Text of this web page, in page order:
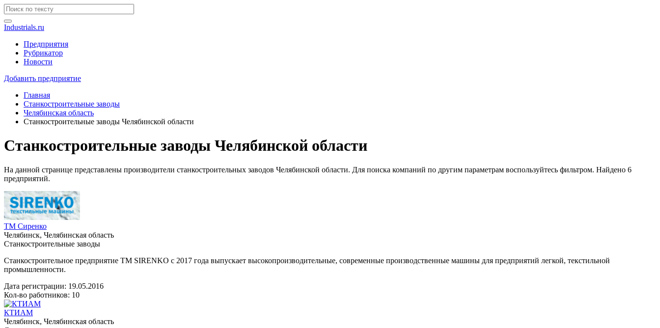
Industrials.ru
Предприятия
Рубрикатор
Новости
Добавить предприятие
Главная
Станкостроительные заводы
Челябинская область
Станкостроительные заводы Челябинской области
Станкостроительные заводы Челябинской области
На данной странице представлены производители станкостроительных заводов Челябинской области. Для поиска компаний по другим параметрам воспользуйтесь фильтром. Найдено 6
предприятий.
ТМ Сиренко
Челябинск, Челябинская область
Станкостроительные заводы
Станкостроительное предприятие ТМ SIRENKO с 2017 года выпускает высокопроизводительные, современные производственные машины для предприятий легкой, текстильной
промышленности.
Дата регистрации: 19.05.2016
Кол-во работников: 10
КТИАМ
Челябинск, Челябинская область